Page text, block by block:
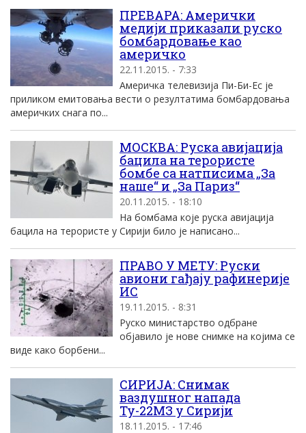
ПРЕВАРА: Амерички
медији приказали руско
бомбардовање као
америчко
22.11.2015. - 7:33
Америчка телевизија Пи-Би-Ес је
приликом емитовања вести о резултатима бомбардовања
америчких снага по...
МОСКВА: Руска авијација
бацила на терористе
бомбе са натписима „За
наше“ и „За Париз“
20.11.2015. - 18:10
На бомбама које руска авијација
бацила на терористе у Сирији било је написано...
ПРАВО У МЕТУ: Руски
авиони гађају рафинерије
ИС
19.11.2015. - 8:31
Руско министарство одбране
објавило је нове снимке на којима се
виде како борбени...
СИРИЈА: Снимак
ваздушног напада
Ту-22МЗ у Сирији
18.11.2015. - 17:46